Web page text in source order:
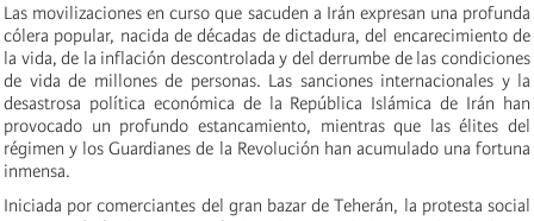
Las movilizaciones en curso que sacuden a Irán expresan una profunda
cólera popular, nacida de décadas de dictadura, del encarecimiento de
la vida, de la inflación descontrolada y del derrumbe de las condiciones
de vida de millones de personas. Las sanciones internacionales y la
desastrosa política económica de la República Islámica de Irán han
provocado un profundo estancamiento, mientras que las élites del
régimen y los Guardianes de la Revolución han acumulado una fortuna
inmensa.
Iniciada por comerciantes del gran bazar de Teherán, la protesta social